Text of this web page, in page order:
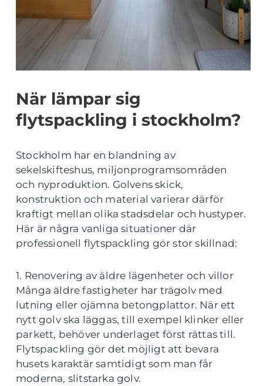
När lämpar sig
flytspackling i stockholm?
Stockholm har en blandning av
sekelskifteshus, miljonprogramsområden
och nyproduktion. Golvens skick,
konstruktion och material varierar därför
kraftigt mellan olika stadsdelar och hustyper.
Här är några vanliga situationer där
professionell flytspackling gör stor skillnad:
1. Renovering av äldre lägenheter och villor
Många äldre fastigheter har trägolv med
lutning eller ojämna betongplattor. När ett
nytt golv ska läggas, till exempel klinker eller
parkett, behöver underlaget först rättas till.
Flytspackling gör det möjligt att bevara
husets karaktär samtidigt som man får
moderna, slitstarka golv.